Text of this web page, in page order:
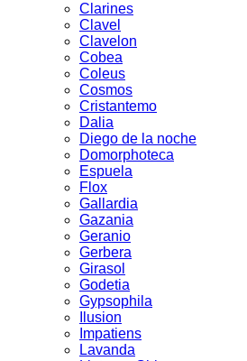
Clarines
Clavel
Clavelon
Cobea
Coleus
Cosmos
Cristantemo
Dalia
Diego de la noche
Domorphoteca
Espuela
Flox
Gallardia
Gazania
Geranio
Gerbera
Girasol
Godetia
Gypsophila
Ilusion
Impatiens
Lavanda